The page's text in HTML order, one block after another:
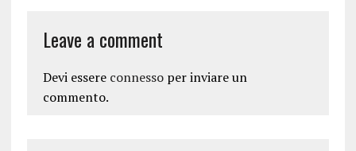
Leave a comment
Devi essere connessoper inviare un
commento.